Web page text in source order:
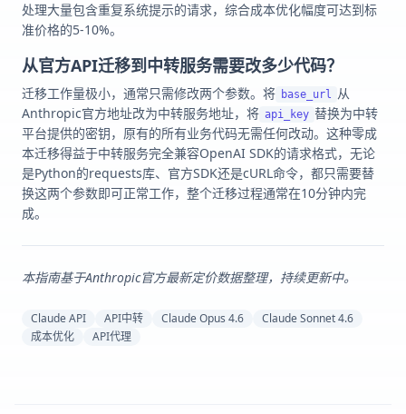
处理大量包含重复系统提示的请求，综合成本优化幅度可达到标
准价格的5-10%。
从官方API迁移到中转服务需要改多少代码？
迁移工作量极小，通常只需修改两个参数。将 base_url 从
Anthropic官方地址改为中转服务地址，将 api_key 替换为中转
平台提供的密钥，原有的所有业务代码无需任何改动。这种零成
本迁移得益于中转服务完全兼容OpenAI SDK的请求格式，无论
是Python的requests库、官方SDK还是cURL命令，都只需要替
换这两个参数即可正常工作，整个迁移过程通常在10分钟内完
成。
本指南基于Anthropic官方最新定价数据整理，持续更新中。
Claude API API中转 Claude Opus 4.6
Claude Sonnet 4.6
成本优化
API代理